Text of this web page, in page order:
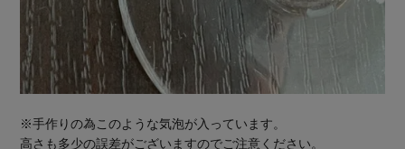
※手作りの為このような気泡が入っています。
高さも多少の誤差がございますのでご注意ください。